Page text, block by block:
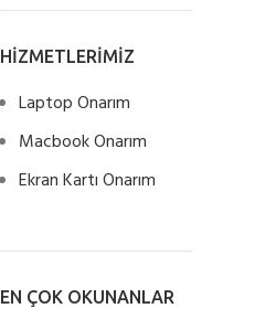
HİZMETLERİMİZ
Laptop Onarım
Macbook Onarım
Ekran Kartı Onarım
EN ÇOK OKUNANLAR